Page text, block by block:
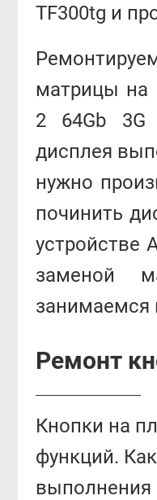
TF300tg и
матрицы на
2 64Gb
дисплея
нужно
починить
устройстве
заменой
занимаемся
Ремонт
Кнопки на
функций.
выполнения